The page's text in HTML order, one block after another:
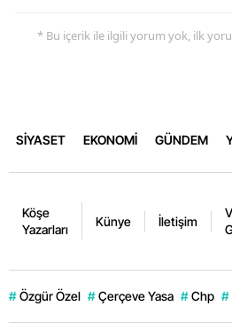
* Bu içerik ile ilgili yorum yok, ilk
SİYASET EKONOMİ GÜNDEM
Köşe
Yazarları
Künye İletişim
# Özgür Özel # Çerçeve Yasa # Chp #